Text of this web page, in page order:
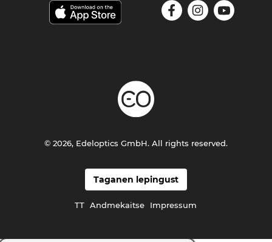
Taganen lepingust
TT Andmekaitse Impressum
© 2026, Edeloptics GmbH. All rights reserved.